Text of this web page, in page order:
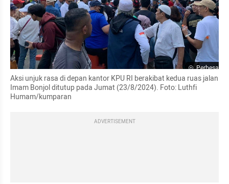
Perbesar
Aksi unjuk rasa di depan kantor KPU RI berakibat kedua ruas jalan
Imam Bonjol ditutup pada Jumat (23/8/2024). Foto: Luthfi
Humam/kumparan
ADVERTISEMENT